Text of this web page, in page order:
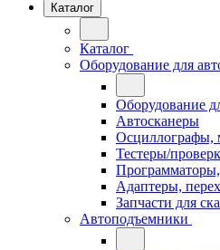
Каталог
Каталог
Оборудование для
Оборудование
Автосканеры
Осциллографы,
Тестеры/
Адаптеры,
Запчасти для
Автоподъемники